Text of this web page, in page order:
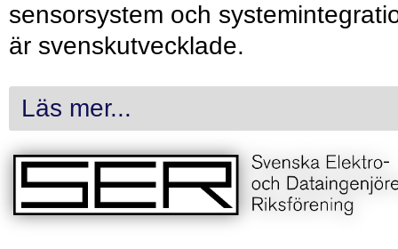
sensorsystem och
är svenskutvecklade.
Läs mer...